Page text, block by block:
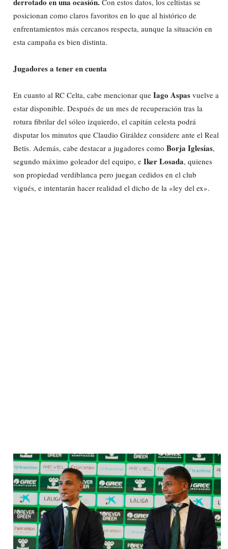
posicionan como claros favoritos en lo que al histórico de
enfrentamientos más cercanos respecta, aunque la situación en
esta campaña es bien distinta.
Jugadores a tener en cuenta
En cuanto al RC Celta, cabe mencionar que Iago Aspas vuelve a
estar disponible. Después de un mes de recuperación tras la
rotura fibrilar del sóleo izquierdo, el capitán celesta podrá
disputar los minutos que Claudio Giráldez considere ante el Real
Betis. Además, cabe destacar a jugadores como Borja Iglesias,
segundo máximo goleador del equipo, e Iker Losada, quienes
son propiedad verdiblanca pero juegan cedidos en el club
vigués, e intentarán hacer realidad el dicho de la «ley del ex».